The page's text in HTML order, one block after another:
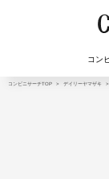
コン
コンビニサーチTOP > デイリーヤマザキ >